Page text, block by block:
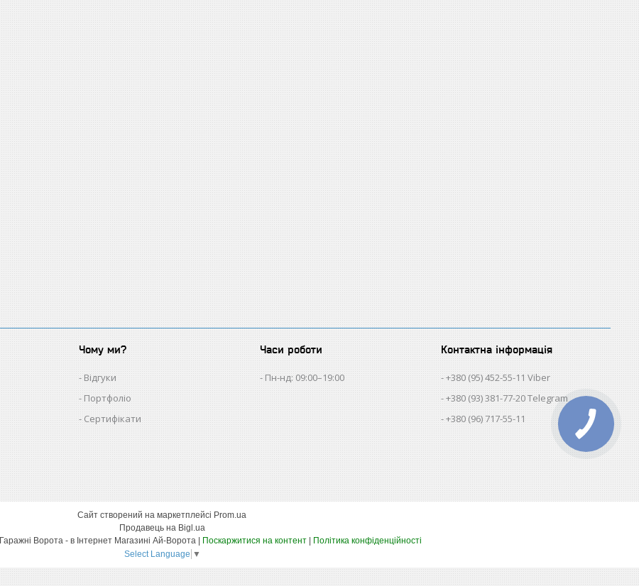
Чому ми?
Відгуки
Портфоліо
Сертифікати
Часи роботи
Пн-нд: 09:00–19:00
Контактна інформація
+380 (95) 452-55-11 Viber
+380 (93) 381-77-20 Telegram
+380 (96) 717-55-11
Сайт створений на маркетплейсі Prom.ua
Продавець на Bigl.ua
Поскаржитися на контент
Політика конфіденційності
Select Language ▼